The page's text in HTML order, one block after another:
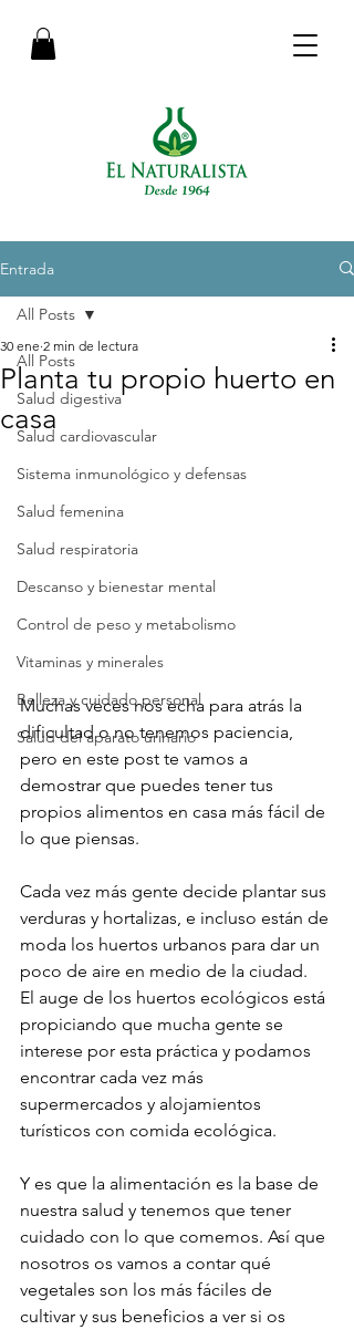
Entrada
All Posts
Salud digestiva
Salud cardiovascular
Sistema inmunológico y defensas
Salud femenina
Salud respiratoria
Descanso y bienestar mental
Control de peso y metabolismo
Vitaminas y minerales
Belleza y cuidado personal
Salud del aparato urinario
All Posts
Planta tu propio huerto en
casa
30 ene 2 min de lectura
Muchas veces nos echa para atrás la
dificultad o no tenemos paciencia,
pero en este post te vamos a
demostrar que puedes tener tus
propios alimentos en casa más fácil de
lo que piensas.
Cada vez más gente decide plantar sus
verduras y hortalizas, e incluso están de
moda los huertos urbanos para dar un
poco de aire en medio de la ciudad.
El auge de los huertos ecológicos está
propiciando que mucha gente se
interese por esta práctica y podamos
encontrar cada vez más
supermercados y alojamientos
turísticos con comida ecológica.
Y es que la alimentación es la base de
nuestra salud y tenemos que tener
cuidado con lo que comemos. Así que
nosotros os vamos a contar qué
vegetales son los más fáciles de
cultivar y sus beneficios a ver si os